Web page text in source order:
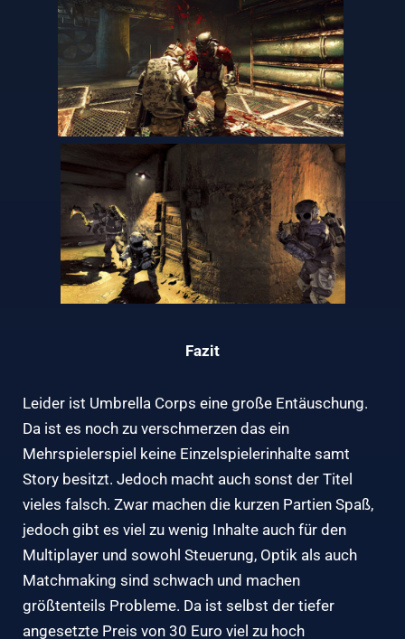
Fazit
Leider ist Umbrella Corps eine große Entäuschung.
Da ist es noch zu verschmerzen das ein
Mehrspielerspiel keine Einzelspielerinhalte samt
Story besitzt. Jedoch macht auch sonst der Titel
vieles falsch. Zwar machen die kurzen Partien Spaß,
jedoch gibt es viel zu wenig Inhalte auch für den
Multiplayer und sowohl Steuerung, Optik als auch
Matchmaking sind schwach und machen
größtenteils Probleme. Da ist selbst der tiefer
angesetzte Preis von 30 Euro viel zu hoch